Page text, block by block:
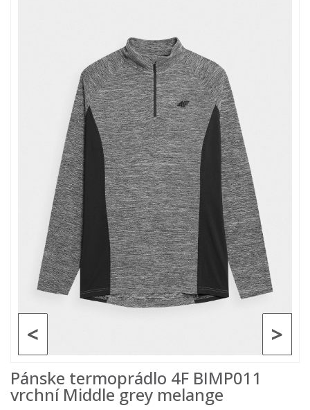
>
<
Pánske termoprádlo 4F BIMP011
vrchní Middle grey melange